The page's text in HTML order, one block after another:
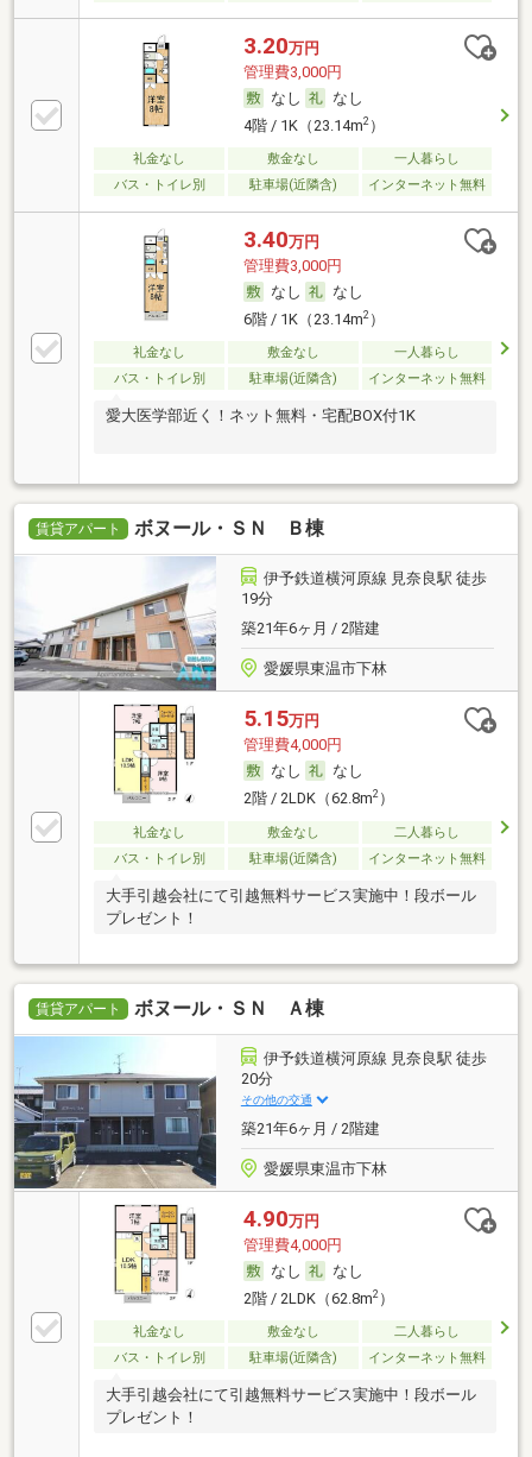
3.20万円
管理費3,000円
なし
なし
4階 / 1K（23.14m2）
礼金なし 敷金なし
一人暮らし
バス・トイレ別
駐車場(近隣含) インターネット無料
3.40万円
管理費3,000円
なし
なし
6階 / 1K（23.14m2）
礼金なし 敷金なし
一人暮らし
バス・トイレ別
駐車場(近隣含) インターネット無料
愛大医学部近く！ネット無料・宅配BOX付1K
賃貸アパート ボヌール・ＳＮ Ｂ棟
伊予鉄道横河原線 見奈良駅 徒歩
19分
築21年6ヶ月 / 2階建
愛媛県東温市下林
5.15万円
管理費4,000円
なし
なし
2階 / 2LDK（62.8m2）
礼金なし 敷金なし
二人暮らし
バス・トイレ別
駐車場(近隣含) インターネット無料
大手引越会社にて引越無料サービス実施中！段ボール
プレゼント！
賃貸アパート ボヌール・ＳＮ Ａ棟
伊予鉄道横河原線 見奈良駅 徒歩
20分
その他の交通
築21年6ヶ月 / 2階建
愛媛県東温市下林
4.90万円
管理費4,000円
なし
なし
2階 / 2LDK（62.8m2）
礼金なし 敷金なし
二人暮らし
バス・トイレ別
駐車場(近隣含) インターネット無料
大手引越会社にて引越無料サービス実施中！段ボール
プレゼント！